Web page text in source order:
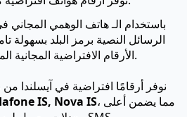
باستخدام الـ هاتف الوهمي المجاني
الرسائل النصية برمز البلد بسهولة
الأرقام الافتراضية المجانية المخصصة لـ آيسلندا.
نوفر أرقامًا افتراضية في آيسلندا
IS, Nova IS، مما يضمن أعلى